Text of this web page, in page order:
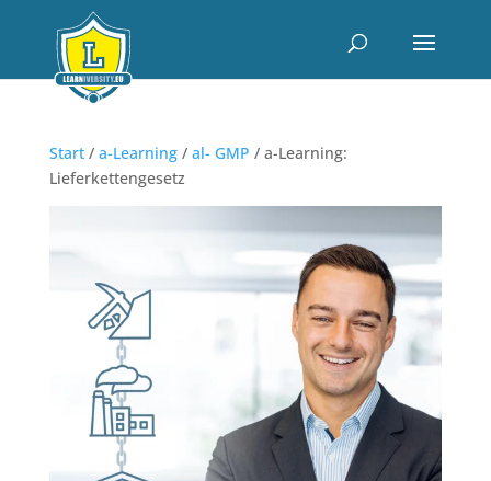
Start/ a-Learning/ al- GMP / a-Learning:
Lieferkettengesetz